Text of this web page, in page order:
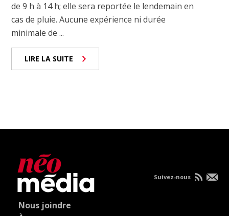
de 9 h à 14 h; elle sera reportée le lendemain en
cas de pluie. Aucune expérience ni durée
minimale de ...
LIRE LA SUITE
Nous joindre
Suivez-nous